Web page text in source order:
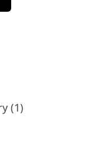
(1)